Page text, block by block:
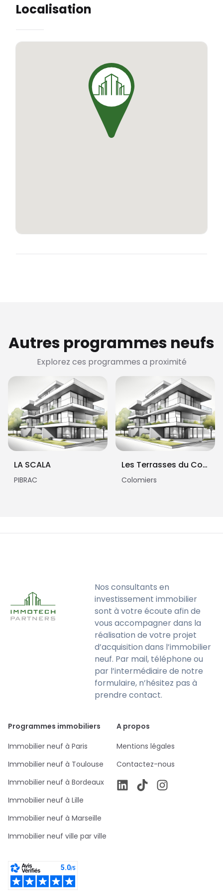
Localisation
Autres programmes neufs
Explorez ces programmes a proximité
LA SCALA
PIBRAC
Les Terrasses du Comminges
Colomiers
Nos consultants en
investissement immobilier
sont à votre écoute afin de
vous accompagner dans la
réalisation de votre projet
d’acquisition dans l’immobilier
neuf. Par mail, téléphone ou
par l’intermédiaire de notre
formulaire, n’hésitez pas à
prendre contact.
Programmes immobiliers
Immobilier neuf à Paris
Immobilier neuf à Toulouse
Immobilier neuf à Bordeaux
Immobilier neuf à Lille
Immobilier neuf à Marseille
Immobilier neuf ville par ville
A propos
Mentions légales
Contactez-nous